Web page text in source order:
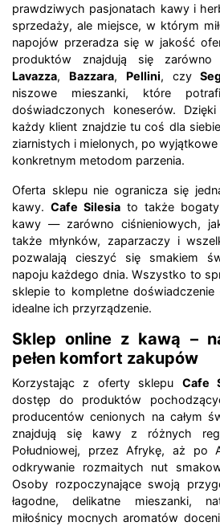
prawdziwych pasjonatach kawy i
sprzedaży, ale miejsce, w którym
napojów przeradza się w jakość
produktów znajdują się
Lavazza, Bazzara, Pellini, czy
niszowe mieszanki, które
doświadczonych koneserów.
każdy klient znajdzie tu coś dla
ziarnistych i mielonych, po
konkretnym metodom parzenia.
Oferta sklepu nie ogranicza się
kawy. Cafe Silesia to także
kawy — zarówno ciśnieniowych,
także młynków, zaparzaczy i
pozwalają cieszyć się smakiem
napoju każdego dnia. Wszystko to
sklepie to kompletne
idealne ich przyrządzenie.
Sklep online z kawą –
pełen komfort zakupów
Korzystając z oferty sklepu Cafe
dostęp do produktów
producentów cenionych na całym
znajdują się kawy z różnych
Południowej, przez Afrykę, aż po
odkrywanie rozmaitych nut
Osoby rozpoczynające swoją
łagodne, delikatne mieszanki,
miłośnicy mocnych aromatów